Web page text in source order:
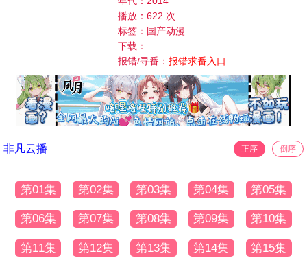
播放：622 次
标签：国产动漫
下载：
报错/寻番：报错求番入口
非凡云播 正序 倒序
第01集 第02集 第03集 第04集 第05集
第06集 第07集 第08集 第09集 第10集
第11集 第12集 第13集 第14集 第15集